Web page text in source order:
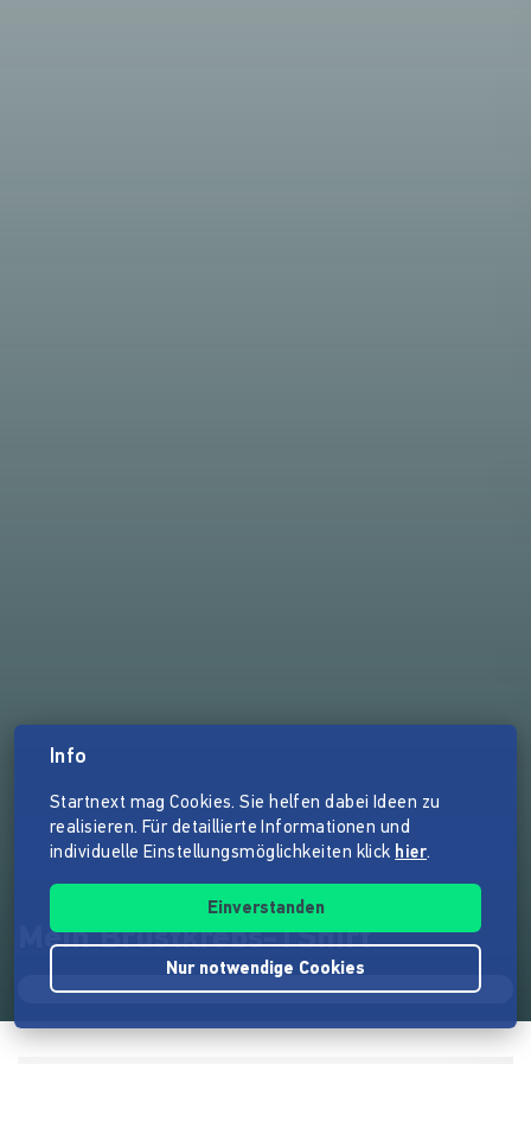
Mein Brustkrebs-TShirt
Info
Startnext mag Cookies. Sie helfen dabei Ideen zu
realisieren. Für detaillierte Informationen und
individuelle Einstellungsmöglichkeiten klick hier.
Einverstanden
Nur notwendige Cookies